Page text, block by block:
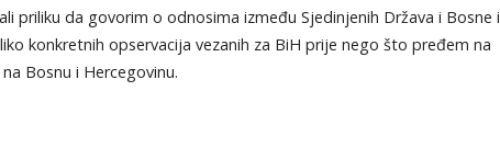
priliku da govorim o odnosima između Sjedinjenih Država i Bosne i
konkretnih opservacija vezanih za BiH prije nego što pređem na
Bosnu i Hercegovinu.